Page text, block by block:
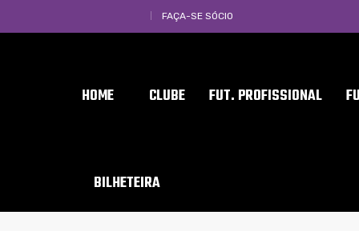
FAÇA-SE SÓCIO
HOME CLUBE FUT. PROFISSIONAL
BILHETEIRA